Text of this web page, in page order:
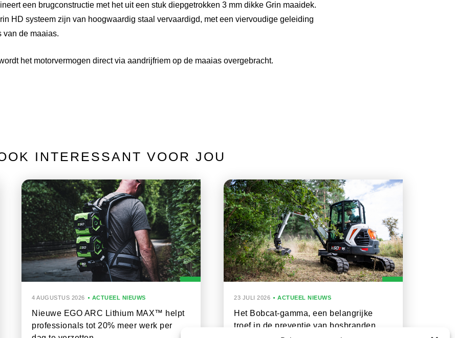
een brugconstructie met het uit een stuk diepgetrokken 3 mm dikke Grin maaidek.
HD systeem zijn van hoogwaardig staal vervaardigd, met een viervoudige geleiding
van de maaias.
het motorvermogen direct via aandrijfriem op de maaias overgebracht.
INTERESSANT VOOR JOU
4 AUGUSTUS 2026 ACTUEEL NIEUWS
Nieuwe EGO ARC Lithium MAX™ helpt
professionals tot 20% meer werk per
23 JULI 2026 ACTUEEL NIEUWS
Het Bobcat-gamma, een belangrijke
troef in de preventie van bosbranden